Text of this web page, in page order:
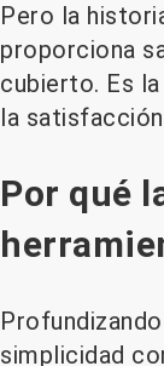
Pero la
proporciona
cubierto. Es
la
Por qué
simplicidad